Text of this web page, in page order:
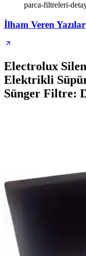
parca-filtreleri-
İlham Veren Yazılar
Electrolux
Elektrikli
Sünger Filtre: